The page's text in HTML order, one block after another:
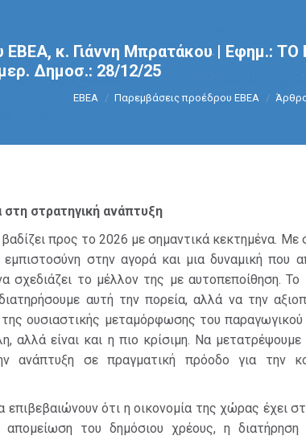
κ. Γιάννη Μπρατάκου | Εφημ.:
Δημοσ.: 28/12/25
You are here:
ΕΒΕΑ Παρεμβάσεις προέδρου ΕΒΕΑ
στρατηγική ανάπτυξη
βαδίζει προς το 2026 με σημαντικά κεκτημένα. Με
εμπιστοσύνη στην αγορά και μια δυναμική που
σχεδιάζει το μέλλον της με αυτοπεποίθηση.
αυτή την πορεία, αλλά να την
ουσιαστικής μεταμόρφωσης του
αλλά είναι και η πιο κρίσιμη. Να
ανάπτυξη σε πραγματική πρόοδο για την
επιβεβαιώνουν ότι η οικονομία της χώρας έχει
απομείωση του δημόσιου χρέους, η διατήρηση